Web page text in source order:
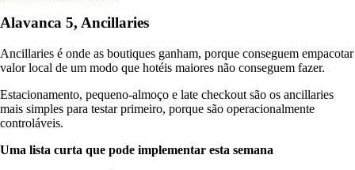
Alavanca 5, Ancillaries
Ancillaries é onde as boutiques ganham, porque conseguem empacotar
valor local de um modo que hotéis maiores não conseguem fazer.
Estacionamento, pequeno-almoço e late checkout são os ancillaries
mais simples para testar primeiro, porque são operacionalmente
controláveis.
Uma lista curta que pode implementar esta semana